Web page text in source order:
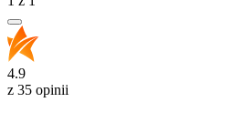
4.9
z 35 opinii